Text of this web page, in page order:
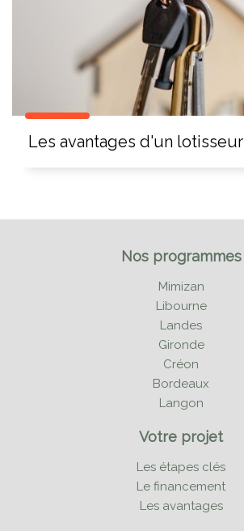
Les avantages d'un lotisseur
Nos programmes
Mimizan
Libourne
Landes
Gironde
Créon
Bordeaux
Langon
Votre projet
Les étapes clés
Le financement
Les avantages